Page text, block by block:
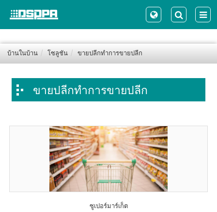
บ้านในบ้าน โซลูชัน ขายปลีกทำการขายปลีก
ขายปลีกทำการขายปลีก
ซูเปอร์มาร์เก็ต